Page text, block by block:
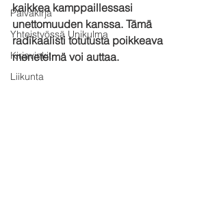
Päiväkirja
Yhteistyössä Unikulma
Kirjavinkit
Liikunta
kaikkea kamppaillessasi
unettomuuden kanssa. Tämä
radikaalisti totutusta poikkeava
menetelmä voi auttaa.